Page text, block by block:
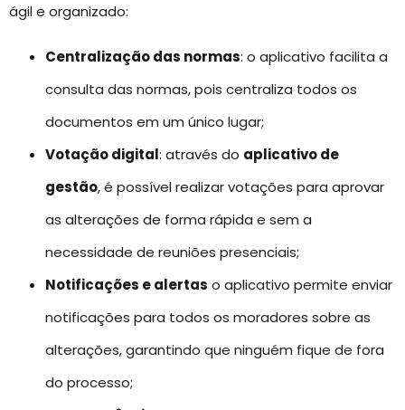
ágil e organizado:
Centralização das normas: o aplicativo facilita a
consulta das normas, pois centraliza todos os
documentos em um único lugar;
Votação digital: através do aplicativo de
gestão, é possível realizar votações para aprovar
as alterações de forma rápida e sem a
necessidade de reuniões presenciais;
Notificações e alertas o aplicativo permite enviar
notificações para todos os moradores sobre as
alterações, garantindo que ninguém fique de fora
do processo;